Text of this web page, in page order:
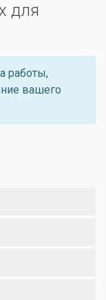
для
работы,
вашего